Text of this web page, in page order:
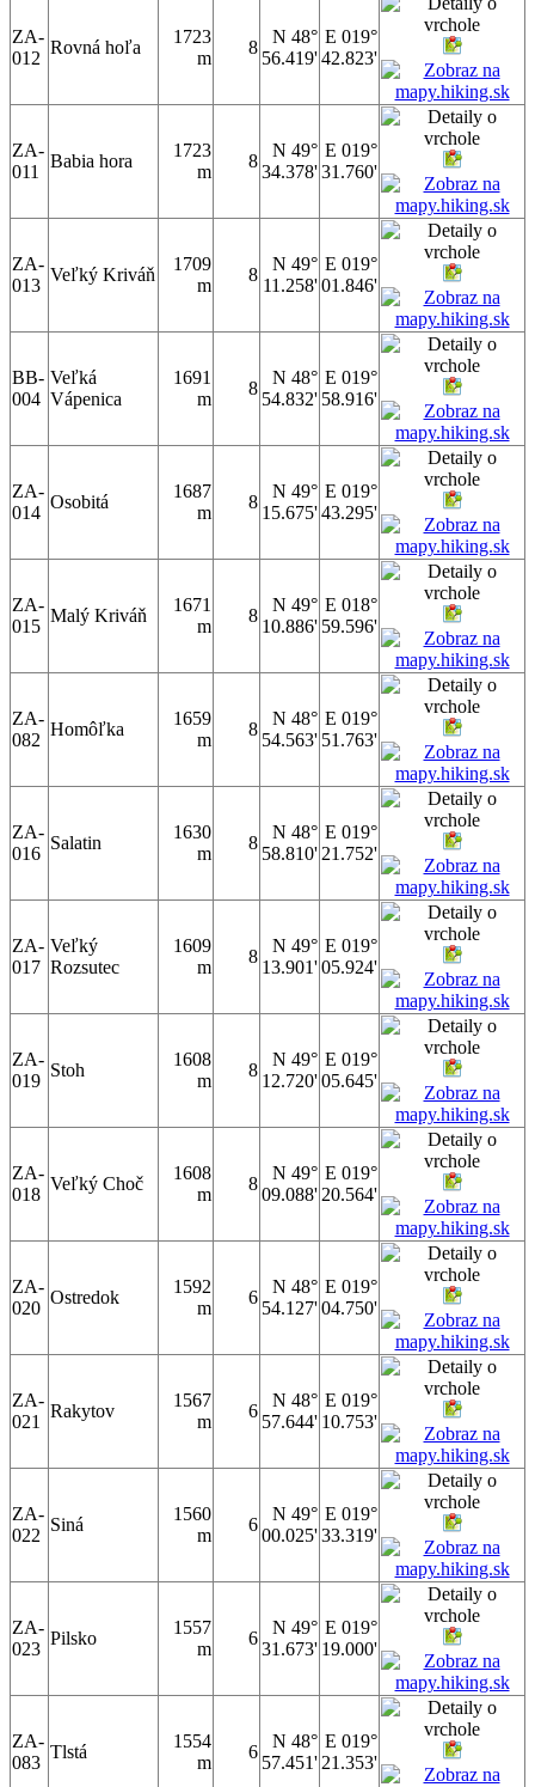
ZA-
012
Rovná hoľa
1723
m
8
N 48°
56.419'
E 019°
42.823'
ZA-
011
Babia hora
1723
m
8
N 49°
34.378'
E 019°
31.760'
ZA-
013
Veľký Kriváň
1709
m
8
N 49°
11.258'
E 019°
01.846'
BB-
004
Veľká
Vápenica
1691
m
8
N 48°
54.832'
E 019°
58.916'
ZA-
014
Osobitá
1687
m
8
N 49°
15.675'
E 019°
43.295'
ZA-
015
Malý Kriváň
1671
m
8
N 49°
10.886'
E 018°
59.596'
ZA-
082
Homôľka
1659
m
8
N 48°
54.563'
E 019°
51.763'
ZA-
016
Salatin
1630
m
8
N 48°
58.810'
E 019°
21.752'
ZA-
017
Veľký
Rozsutec
1609
m
8
N 49°
13.901'
E 019°
05.924'
ZA-
019
Stoh
1608
m
8
N 49°
12.720'
E 019°
05.645'
ZA-
018
Veľký Choč
1608
m
8
N 49°
09.088'
E 019°
20.564'
ZA-
020
Ostredok
1592
m
6
N 48°
54.127'
E 019°
04.750'
ZA-
021
Rakytov
1567
m
6
N 48°
57.644'
E 019°
10.753'
ZA-
022
Siná
1560
m
6
N 49°
00.025'
E 019°
33.319'
ZA-
023
Pilsko
1557
m
6
N 49°
31.673'
E 019°
19.000'
ZA-
083
Tlstá
1554
m
6
N 48°
57.451'
E 019°
21.353'